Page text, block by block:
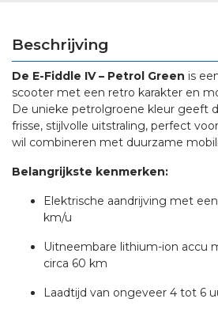
Beschrijving
De E-Fiddle IV – Petrol Green is
scooter met een retro karakter en
De unieke petrolgroene kleur geeft
frisse, stijlvolle uitstraling, perfect
wil combineren met duurzame
Belangrijkste kenmerken:
Elektrische aandrijving met
km/u
Uitneembare lithium-ion accu
circa 60 km
Laadtijd van ongeveer 4 tot 6